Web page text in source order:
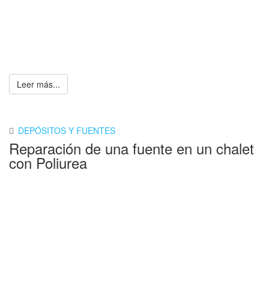
Leer más...
DEPÓSITOS Y FUENTES
Reparación de una fuente en un chalet
con Poliurea